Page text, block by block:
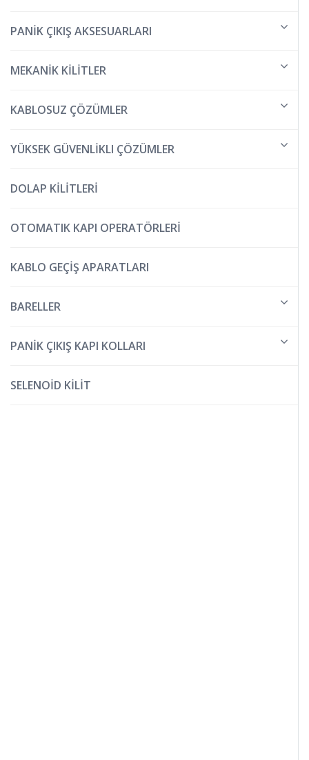
PANİK ÇIKIŞ AKSESUARLARI
MEKANİK KİLİTLER
KABLOSUZ ÇÖZÜMLER
YÜKSEK GÜVENLİKLI ÇÖZÜMLER
DOLAP KİLİTLERİ
OTOMATIK KAPI OPERATÖRLERİ
KABLO GEÇİŞ APARATLARI
BARELLER
PANİK ÇIKIŞ KAPI KOLLARI
SELENOİD KİLİT